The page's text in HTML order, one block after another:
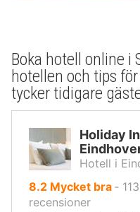
Boka hotell online i
hotellen och tips
tycker tidigare
Holiday
Hotell i
8.2 av
10,
Mycket bra ‐ 113
recensioner